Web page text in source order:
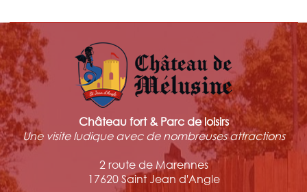
Château fort & Parc de loisirs
Une visite ludique avec de nombreuses attractions
2 route de Marennes
17620 Saint Jean d'Angle